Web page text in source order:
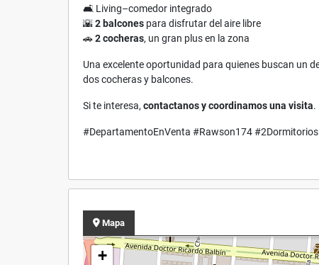
🛋️ Living–comedor integrado
🌇2 balcones para disfrutar del aire libre
🚗2 cocheras, un gran plus en la zona
Una excelente oportunidad para quienes buscan un
dos cocheras y balcones.
Si te interesa, contactanos y coordinamos una visita.
#DepartamentoEnVenta #Rawson174
Mapa
+